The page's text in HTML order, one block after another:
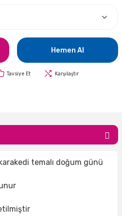
Hemen Al
Tavsiye Et Karşılaştır
temalı doğum günü